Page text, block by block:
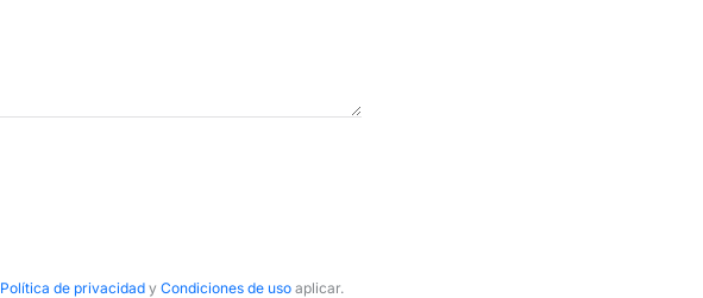
Política de privacidad y Condiciones de uso aplicar.